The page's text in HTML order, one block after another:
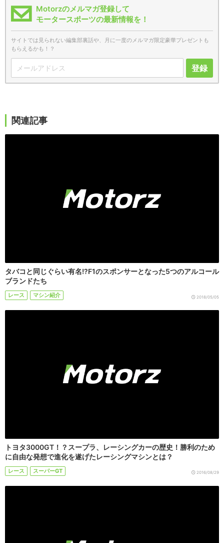
Motorzのメルマガ登録して
モータースポーツの最新情報を！
サイトでは見られない編集部裏話や、月に一度のメルマガ限定豪華プレゼントも
もらえるかも！？
登録
関連記事
タバコと同じぐらい有名!?F1のスポンサーとなった5つのアルコール
ブランドたち
レース マシン紹介 2018/05/05
トヨタ3000GT！？スープラ、レーシングカーの歴史！勝利のため
に自由な発想で進化を遂げたレーシングマシンとは？
レース スーパーGT 2016/08/29